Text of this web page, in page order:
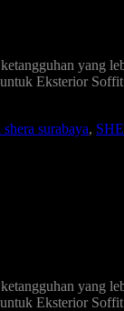
yang
Eksterior
surabaya,
yang
Eksterior